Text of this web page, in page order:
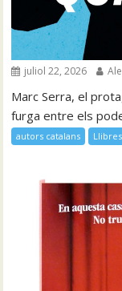
juliol 22, 2026
Marc Serra, el
furga entre els
autors catalans Llibres